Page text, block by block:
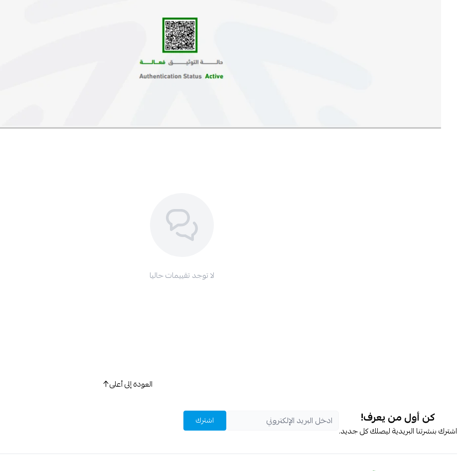
لا توجد تقييمات حاليا
العودة إلى أعلى
كن أول من يعرف!
اشترك بنشرتنا البريدية ليصلك كل جديد.
اشترك